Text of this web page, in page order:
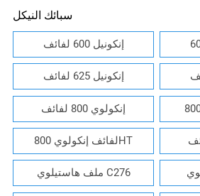
سبائك النيكل
إنكونيل 600 لفائف
إنكونيل 625 لفائف
إنكولوي 800 لفائف
لفائف إنكولوي 800HT
ملف هاستيلوي C276